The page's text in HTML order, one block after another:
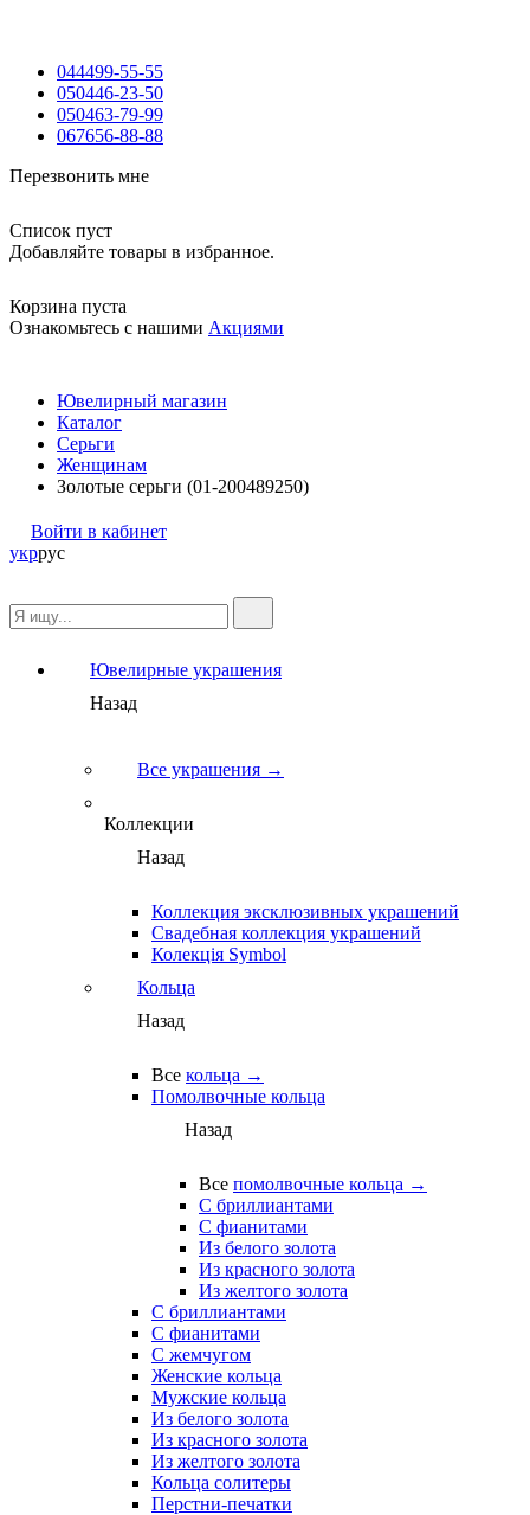
044499-55-55
050446-23-50
050463-79-99
067656-88-88
Перезвонить мне
Список пуст
Добавляйте товары в избранное.
Корзина пуста
Ознакомьтесь с нашими Акциями
Ювелирный магазин
Каталог
Серьги
Женщинам
Золотые серьги (01-200489250)
Войти в кабинет
укррус
Ювелирные украшения
Назад
Все украшения →
Коллекции
Назад
Коллекция эксклюзивных украшений
Свадебная коллекция украшений
Колекція Symbol
Кольца
Назад
Все кольца →
Помолвочные кольца
Назад
Все помолвочные кольца →
С бриллиантами
С фианитами
Из белого золота
Из красного золота
Из желтого золота
С бриллиантами
С фианитами
С жемчугом
Женские кольца
Мужские кольца
Из белого золота
Из красного золота
Из желтого золота
Кольца солитеры
Перстни-печатки